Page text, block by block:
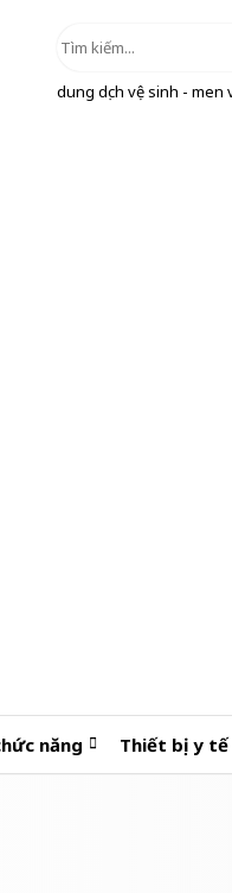
dung dịch vệ sinh - men
năng Thiết bị y tế